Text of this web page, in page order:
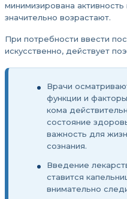
минимизирована
значительно возрастают.
При потребности ввести
искусственно, действует
Врачи
функции и
кома
состояние
важность для
сознания.
Введение
ставится
внимательно